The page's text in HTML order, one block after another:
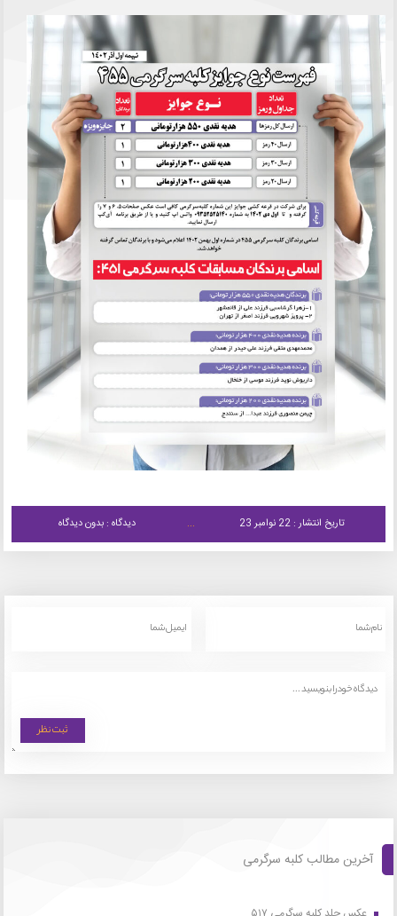
تاریخ انتشار : 22 نوامبر 23 دیدگاه : بدون دیدگاه
آخرین مطالب کلبه سرگرمی